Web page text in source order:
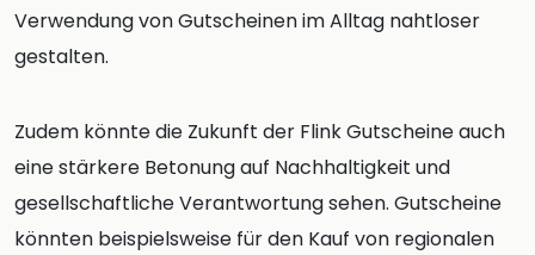
Verwendung von Gutscheinen im Alltag nahtloser
gestalten.
Zudem könnte die Zukunft der Flink Gutscheine auch
eine stärkere Betonung auf Nachhaltigkeit und
gesellschaftliche Verantwortung sehen. Gutscheine
könnten beispielsweise für den Kauf von regionalen